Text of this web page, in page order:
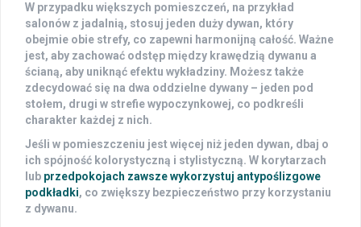
W przypadku większych pomieszczeń, na przykład
salonów z jadalnią, stosuj jeden duży dywan, który
obejmie obie strefy, co zapewni harmonijną całość. Ważne
jest, aby zachować odstęp między krawędzią dywanu a
ścianą, aby uniknąć efektu wykładziny. Możesz także
zdecydować się na dwa oddzielne dywany – jeden pod
stołem, drugi w strefie wypoczynkowej, co podkreśli
charakter każdej z nich.
Jeśli w pomieszczeniu jest więcej niż jeden dywan, dbaj o
ich spójność kolorystyczną i stylistyczną. W korytarzach
lub przedpokojach zawsze wykorzystuj antypoślizgowe
podkładki, co zwiększy bezpieczeństwo przy korzystaniu
z dywanu.